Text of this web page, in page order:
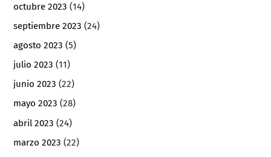
octubre 2023 (14)
septiembre 2023 (24)
agosto 2023 (5)
julio 2023 (11)
junio 2023 (22)
mayo 2023 (28)
abril 2023 (24)
marzo 2023 (22)